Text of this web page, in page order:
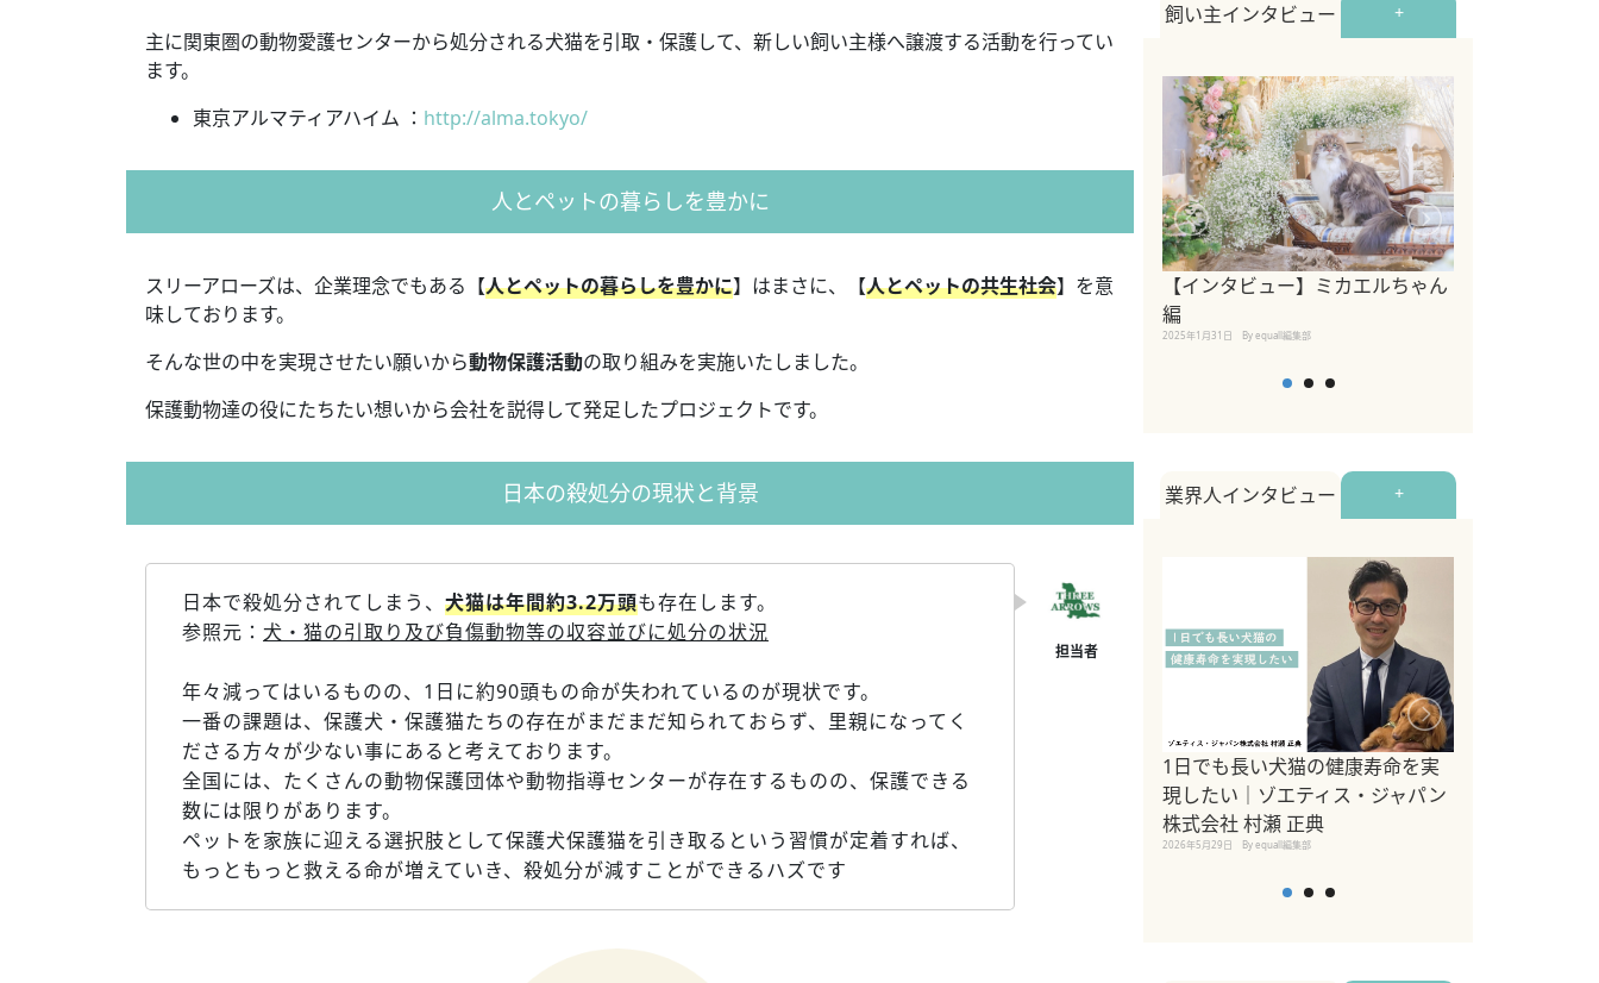
主に関東圏の動物愛護センターから処分される犬猫を引取・保護して、新しい飼い主様へ譲渡する活動を行ってい
ます。
東京アルマティアハイム ： http://alma.tokyo/
人とペットの暮らしを豊かに
スリーアローズは、企業理念でもある【人とペットの暮らしを豊かに】はまさに、 【人とペットの共生社会】を意
味しております。
そんな世の中を実現させたい願いから動物保護活動の取り組みを実施いたしました。
保護動物達の役にたちたい想いから会社を説得して発足したプロジェクトです。
日本の殺処分の現状と背景
日本で殺処分されてしまう、 犬猫は年間約3.2万頭も存在します。
参照元： 犬・猫の引取り及び負傷動物等の収容並びに処分の状況
年々減ってはいるものの、1日に約90頭もの命が失われているのが現状です。
一番の課題は、保護犬・保護猫たちの存在がまだまだ知られておらず、里親になってく
ださる方々が少ない事にあると考えております。
全国には、たくさんの動物保護団体や動物指導センターが存在するものの、保護できる
数には限りがあります。
ペットを家族に迎える選択肢として保護犬保護猫を引き取るという習慣が定着すれば、
もっともっと救える命が増えていき、殺処分が減すことができるハズです
飼い主インタビュー +
【インタビュー】ミカエルちゃん
編
2025年1月31日 By equall編集部
業界人インタビュー +
1日でも長い犬猫の健康寿命を実
現したい｜ゾエティス・ジャパン
株式会社 村瀬 正典
2026年5月29日 By equall編集部